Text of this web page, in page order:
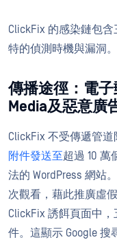
ClickFix 的感染鏈包
特的偵測時機與漏洞。
傳播途徑：電
Media及惡意廣
ClickFix 不受傳遞管道
附件發送至超過 10 萬
法的 WordPress 網站。
次觀看，藉此推廣虛
ClickFix 誘餌頁面中
件。這顯示 Google